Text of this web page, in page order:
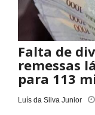
Falta de
remessas
para 113
Luís da Silva Junior